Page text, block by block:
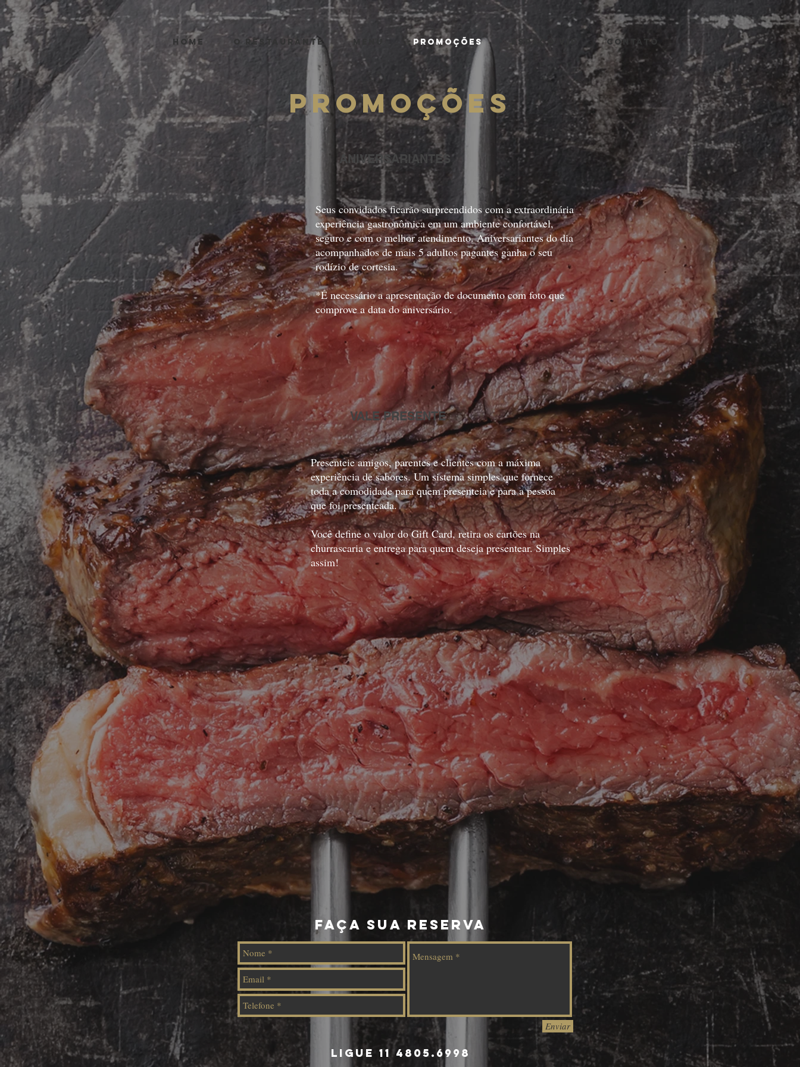
HOME O RESTAURANTE MENU PROMOÇÕES ESPAÇO VIP CONTATO
PROMOÇÕES
ANIVERSARIANTES
Seus convidados ficarão surpreendidos com a extraordinária
experiência gastronômica em um ambiente confortável,
seguro e com o melhor atendimento. Aniversariantes do dia
acompanhados de mais 5 adultos pagantes ganha o seu
rodízio de cortesia.
*É necessário a apresentação de documento com foto que
comprove a data do aniversário.
VALE PRESENTE
Presenteie amigos, parentes e clientes com a máxima
experiência de sabores. Um sistema simples que fornece
toda a comodidade para quem presenteia e para a pessoa
que foi presenteada.
Você define o valor do Gift Card, retira os cartões na
churrascaria e entrega para quem deseja presentear. Simples
assim!
FAÇA SUA RESERVA
LIGUE 11 4805.6998
Enviar